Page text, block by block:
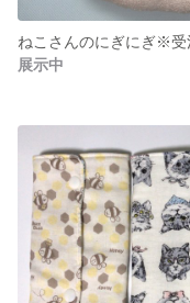
ねこさんのにぎにぎ※受
展示中